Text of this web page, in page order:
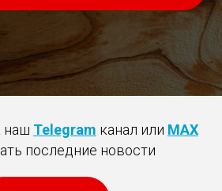
наш Telegram канал или MAX
последние новости